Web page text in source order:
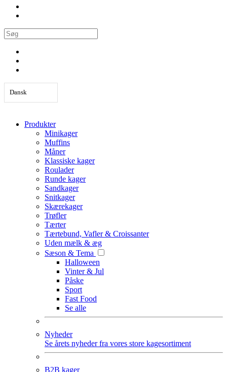
Dansk
Produkter
Minikager
Muffins
Måner
Klassiske kager
Roulader
Runde kager
Sandkager
Snitkager
Skærekager
Trøfler
Tærter
Tærtebund, Vafler & Croissanter
Uden mælk & æg
Sæson & Tema
Halloween
Vinter & Jul
Påske
Sport
Fast Food
Se alle
Nyheder
Se årets nyheder fra vores store kagesortiment
B2B kager